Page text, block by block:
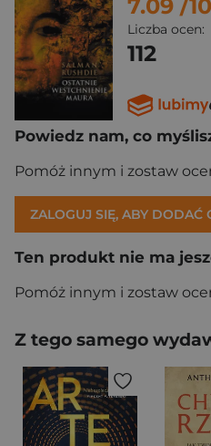
7.09 /10
Liczba ocen:
112
Powiedz nam, co
Pomóż innym i zostaw
ZALOGUJ SIĘ, ABY DODAĆ
Ten produkt nie ma
Pomóż innym i zostaw
Z tego samego